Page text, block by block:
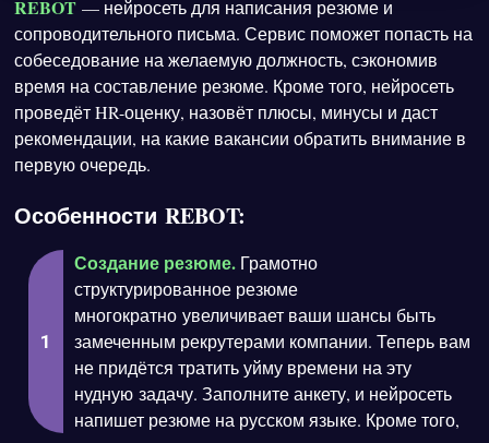
REBOT — нейросеть для написания резюме и
сопроводительного письма. Сервис поможет попасть на
собеседование на желаемую должность, сэкономив
время на составление резюме. Кроме того, нейросеть
проведёт HR-оценку, назовёт плюсы, минусы и даст
рекомендации, на какие вакансии обратить внимание в
первую очередь.
Особенности REBOT:
Создание резюме. Грамотно
структурированное резюме
многократно увеличивает ваши шансы быть
замеченным рекрутерами компании. Теперь вам
не придётся тратить уйму времени на эту
нудную задачу. Заполните анкету, и нейросеть
напишет резюме на русском языке. Кроме того,